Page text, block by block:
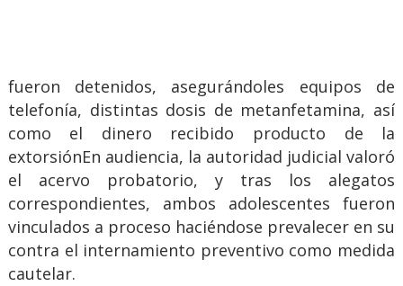
fueron detenidos, asegurándoles equipos de
telefonía, distintas dosis de metanfetamina, así
como el dinero recibido producto de la
extorsiónEn audiencia, la autoridad judicial valoró
el acervo probatorio, y tras los alegatos
correspondientes, ambos adolescentes fueron
vinculados a proceso haciéndose prevalecer en su
contra el internamiento preventivo como medida
cautelar.